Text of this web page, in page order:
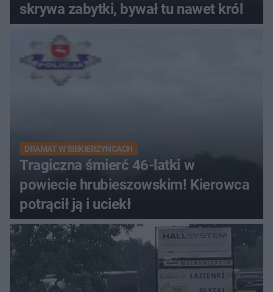
skrywa zabytki, bywał tu nawet król
DRAMAT W SIEKIERZYŃCACH
Tragiczna śmierć 46-latki w
powiecie hrubieszowskim! Kierowca
potrącił ją i uciekł